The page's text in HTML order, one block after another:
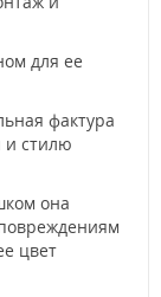
для ее
фактура
и стилю
она
цвет